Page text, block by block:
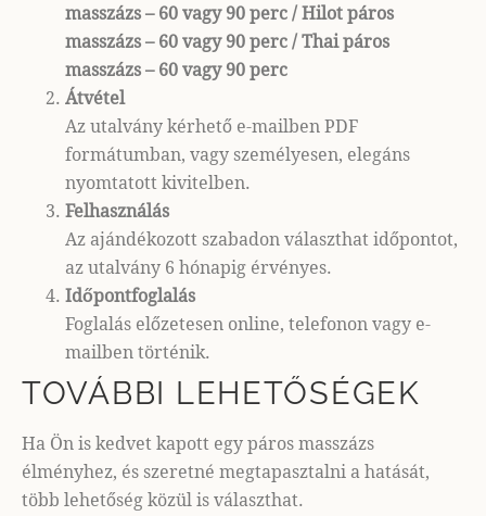
masszázs – 60 vagy 90 perc / Hilot páros
masszázs – 60 vagy 90 perc / Thai páros
masszázs – 60 vagy 90 perc
Átvétel
Az utalvány kérhető e-mailben PDF
formátumban, vagy személyesen, elegáns
nyomtatott kivitelben.
Felhasználás
Az ajándékozott szabadon választhat időpontot,
az utalvány 6 hónapig érvényes.
Időpontfoglalás
Foglalás előzetesen online, telefonon vagy e-
mailben történik.
TOVÁBBI LEHETŐSÉGEK
Ha Ön is kedvet kapott egy páros masszázs
élményhez, és szeretné megtapasztalni a hatását,
több lehetőség közül is választhat.